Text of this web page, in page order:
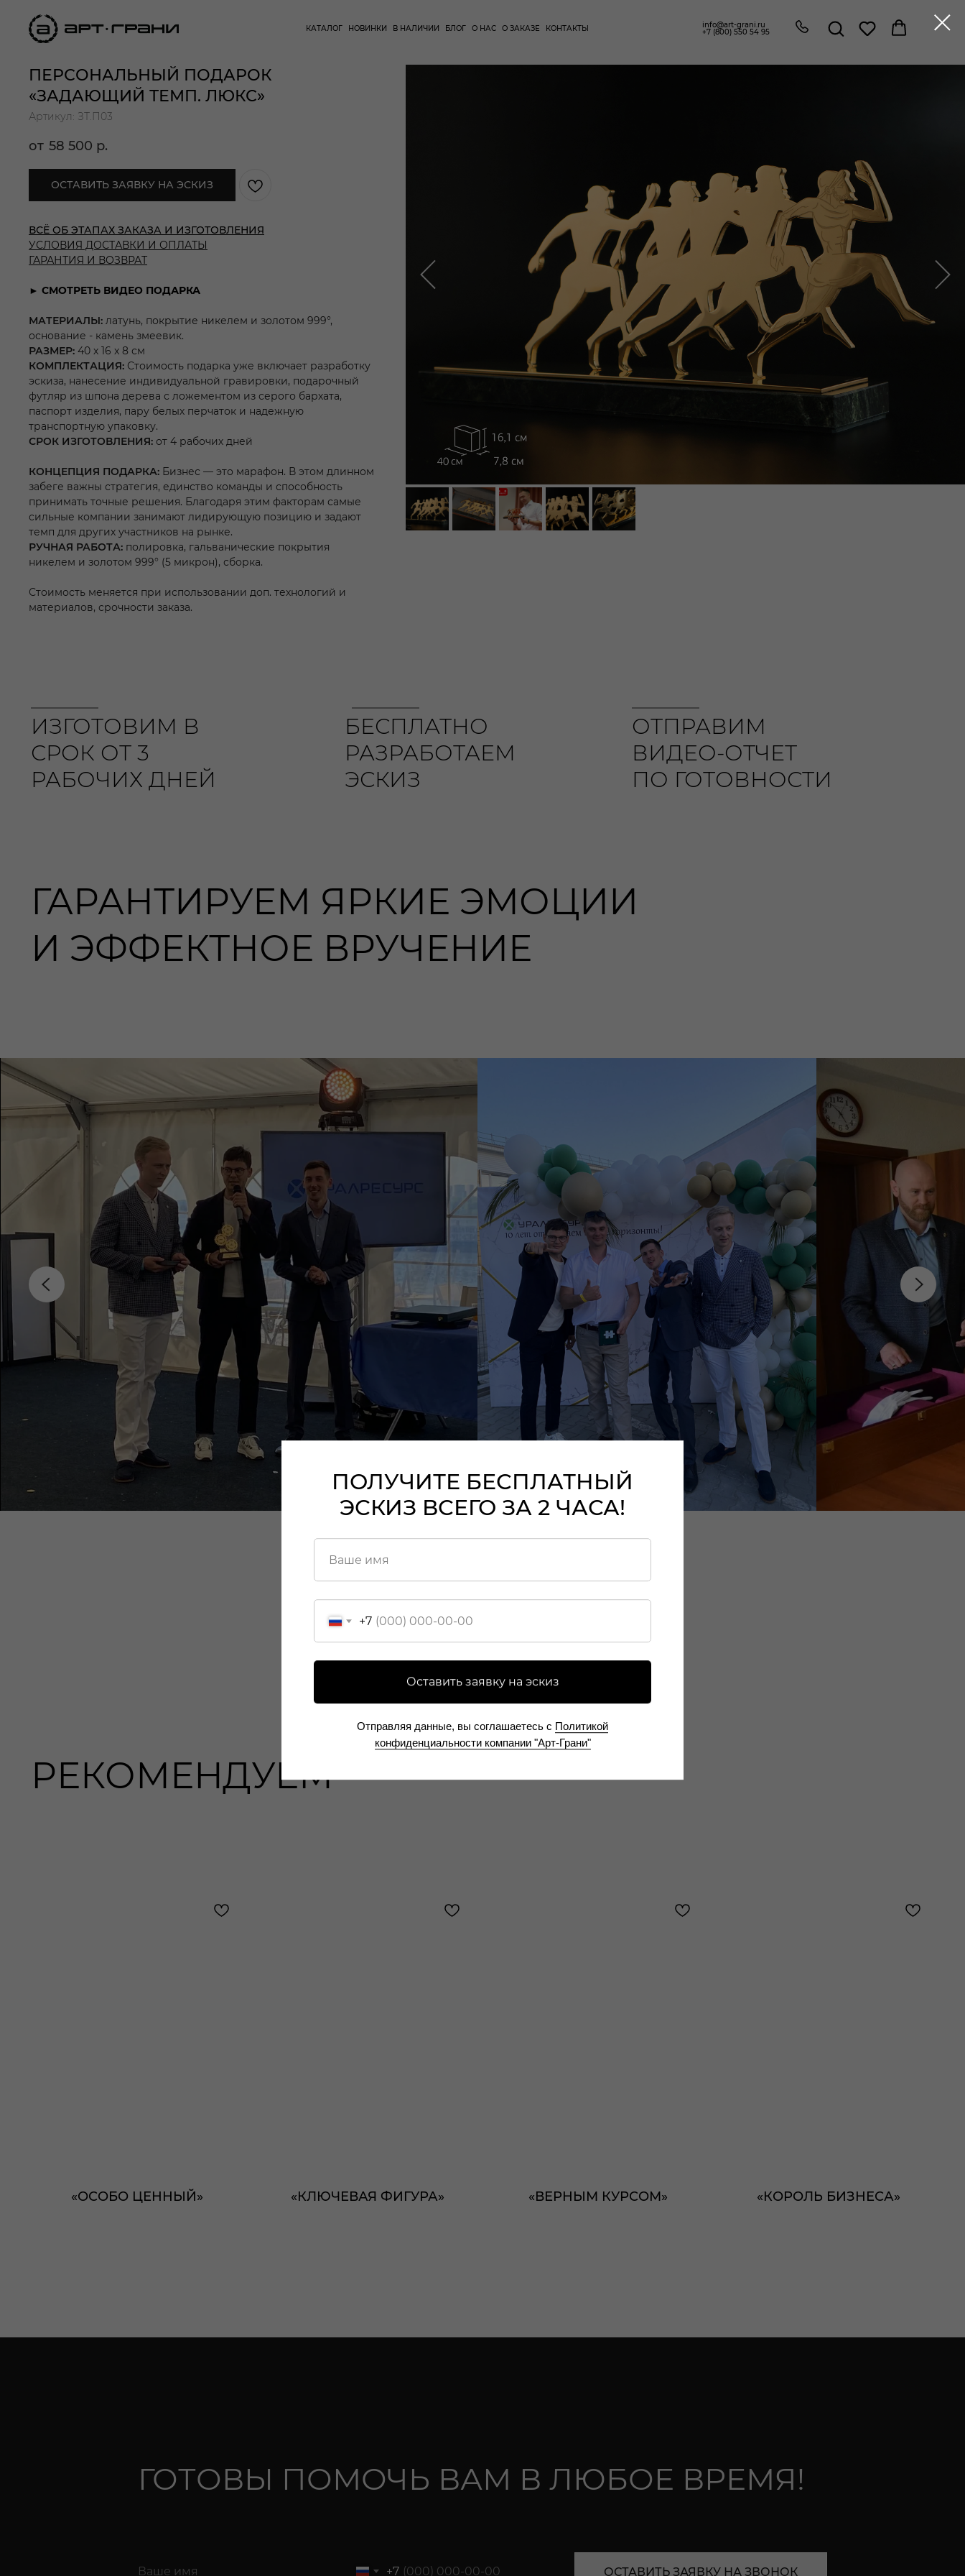
КАТАЛОГ НОВИНКИ В НАЛИЧИИ БЛОГ О НАС О ЗАКАЗЕ КОНТАКТЫ info@art-grani.ru
+7 (800) 550 54 95
ПОЛУЧИТЕ БЕСПЛАТНЫЙ
ЭСКИЗ ВСЕГО ЗА 2 ЧАСА!
+7
Оставить заявку на эскиз
Отправляя данные, вы соглашаетесь с Политикой
конфиденциальности компании "Арт-Грани"
ПЕРСОНАЛЬНЫЙ ПОДАРОК
«ЗАДАЮЩИЙ ТЕМП. ЛЮКС»
Артикул: ЗТ.П03
58 500 р.
ОСТАВИТЬ ЗАЯВКУ НА ЭСКИЗ
ВСЁ ОБ ЭТАПАХ ЗАКАЗА И ИЗГОТОВЛЕНИЯ
УСЛОВИЯ ДОСТАВКИ И ОПЛАТЫ
ГАРАНТИЯ И ВОЗВРАТ
► СМОТРЕТЬ ВИДЕО ПОДАРКА
МАТЕРИАЛЫ: латунь, покрытие никелем и золотом 999°,
основание - камень змеевик.
РАЗМЕР: 40 х 16 x 8 см
КОМПЛЕКТАЦИЯ: Стоимость подарка уже включает разработку
эскиза, нанесение индивидуальной гравировки, подарочный
футляр из шпона дерева с ложементом из серого бархата,
паспорт изделия, пару белых перчаток и надежную
транспортную упаковку.
СРОК ИЗГОТОВЛЕНИЯ: от 4 рабочих дней
КОНЦЕПЦИЯ ПОДАРКА: Бизнес — это марафон. В этом длинном
забеге важны стратегия, единство команды и способность
принимать точные решения. Благодаря этим факторам самые
сильные компании занимают лидирующую позицию и задают
темп для других участников на рынке.
РУЧНАЯ РАБОТА: полировка, гальванические покрытия
никелем и золотом 999° (5 микрон), сборка.
Стоимость меняется при использовании доп. технологий и
материалов, срочности заказа.
ИЗГОТОВИМ В
СРОК ОТ 3
РАБОЧИХ ДНЕЙ
БЕСПЛАТНО
РАЗРАБОТАЕМ
ЭСКИЗ
ОТПРАВИМ
ВИДЕО-ОТЧЕТ
ПО ГОТОВНОСТИ
ГАРАНТИРУЕМ ЯРКИЕ ЭМОЦИИ
И ЭФФЕКТНОЕ ВРУЧЕНИЕ
РЕАЛЬНЫЕ ОТЗЫВЫ – НА ЯНДЕКС.КАРТАХ
РЕКОМЕНДУЕМ
«ОСОБО ЦЕННЫЙ» «КЛЮЧЕВАЯ ФИГУРА» «ВЕРНЫМ КУРСОМ» «КОРОЛЬ БИЗНЕСА»
ГОТОВЫ ПОМОЧЬ ВАМ В ЛЮБОЕ ВРЕМЯ!
+7 ОСТАВИТЬ ЗАЯВКУ НА ЗВОНОК